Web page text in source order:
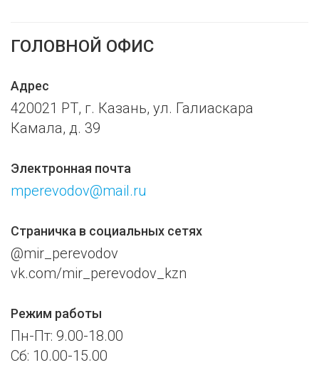
ГОЛОВНОЙ ОФИС
Адрес
420021 РТ, г. Казань, ул. Галиаскара
Камала, д. 39
Электронная почта
mperevodov@mail.ru
Страничка в социальных сетях
@mir_perevodov
vk.com/mir_perevodov_kzn
Режим работы
Пн-Пт: 9.00-18.00
Сб: 10.00-15.00